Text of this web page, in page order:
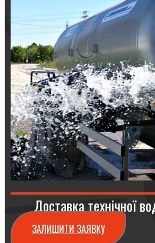
Доставка технічної
ЗАЛИШИТИ ЗАЯВКУ